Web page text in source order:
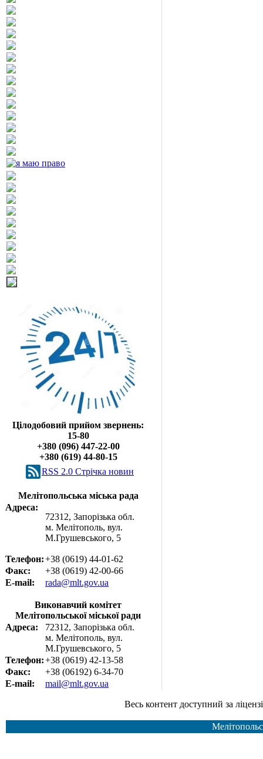
Цілодобовий прийом звернень:
15-80
+380 (096) 447-22-00
+380 (619) 44-80-15
RSS 2.0 Cтрічка новин
Мелітопольська міська рада
Адреса:
72312, Запорізька обл.
м. Мелітополь, вул.
М.Грушевського, 5
Телефон:+38 (0619) 44-01-62
Факс:
+38 (0619) 42-00-66
E-mail:
rada@mlt.gov.ua
Виконавчий комітет
Мелітопольської міської ради
Адреса:
72312, Запорізька обл.
м. Мелітополь, вул.
М.Грушевського, 5
Телефон:+38 (0619) 42-13-58
Факс:
+38 (06192) 6-34-70
E-mail:
mail@mlt.gov.ua
Весь контент доступний за ліцензією Creative